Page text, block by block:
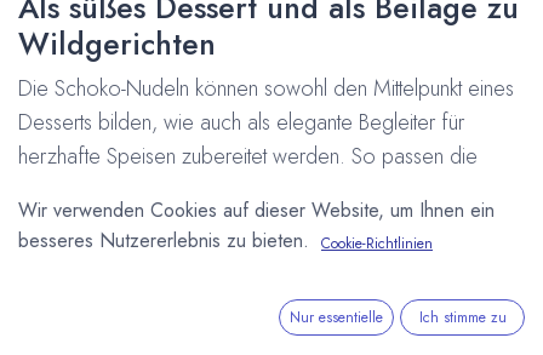
Wildgerichten
Die Schoko-Nudeln können sowohl den Mittelpunkt eines
Desserts bilden, wie auch als elegante Begleiter für
herzhafte Speisen zubereitet werden. So passen die
Kiki's Schoko-Nudeln im Onlineshop
Kiki's Pralinenwelt
Minden
Wir verwenden Cookies auf dieser Website, um Ihnen ein
besseres Nutzererlebnis zu bieten.
Cookie-Richtlinien
Nur essentielle Ich stimme zu